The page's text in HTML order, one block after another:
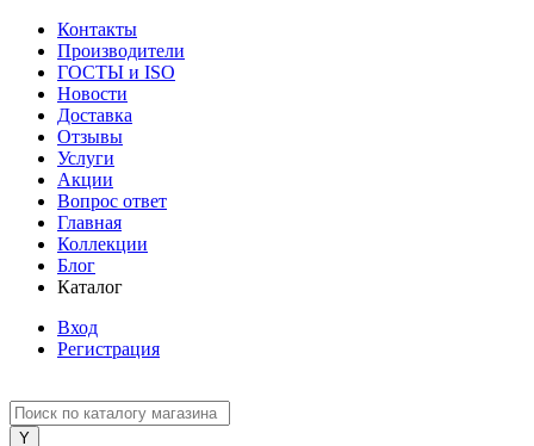
Контакты
Производители
ГОСТЫ и ISO
Новости
Доставка
Отзывы
Услуги
Акции
Вопрос ответ
Главная
Коллекции
Блог
Каталог
Вход
Регистрация